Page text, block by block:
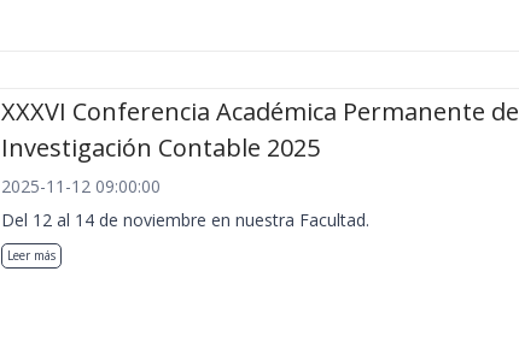
XXXVI Conferencia Académica Permanente de
Investigación Contable 2025
2025-11-12 09:00:00
Del 12 al 14 de noviembre en nuestra Facultad.
Leer más